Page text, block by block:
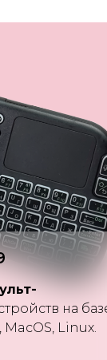
Motion
для Smart
LG.